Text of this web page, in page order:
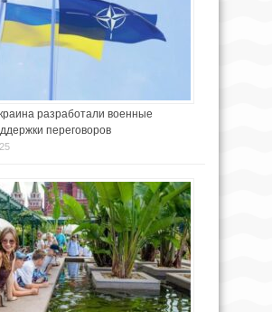
разработали военные
переговоров